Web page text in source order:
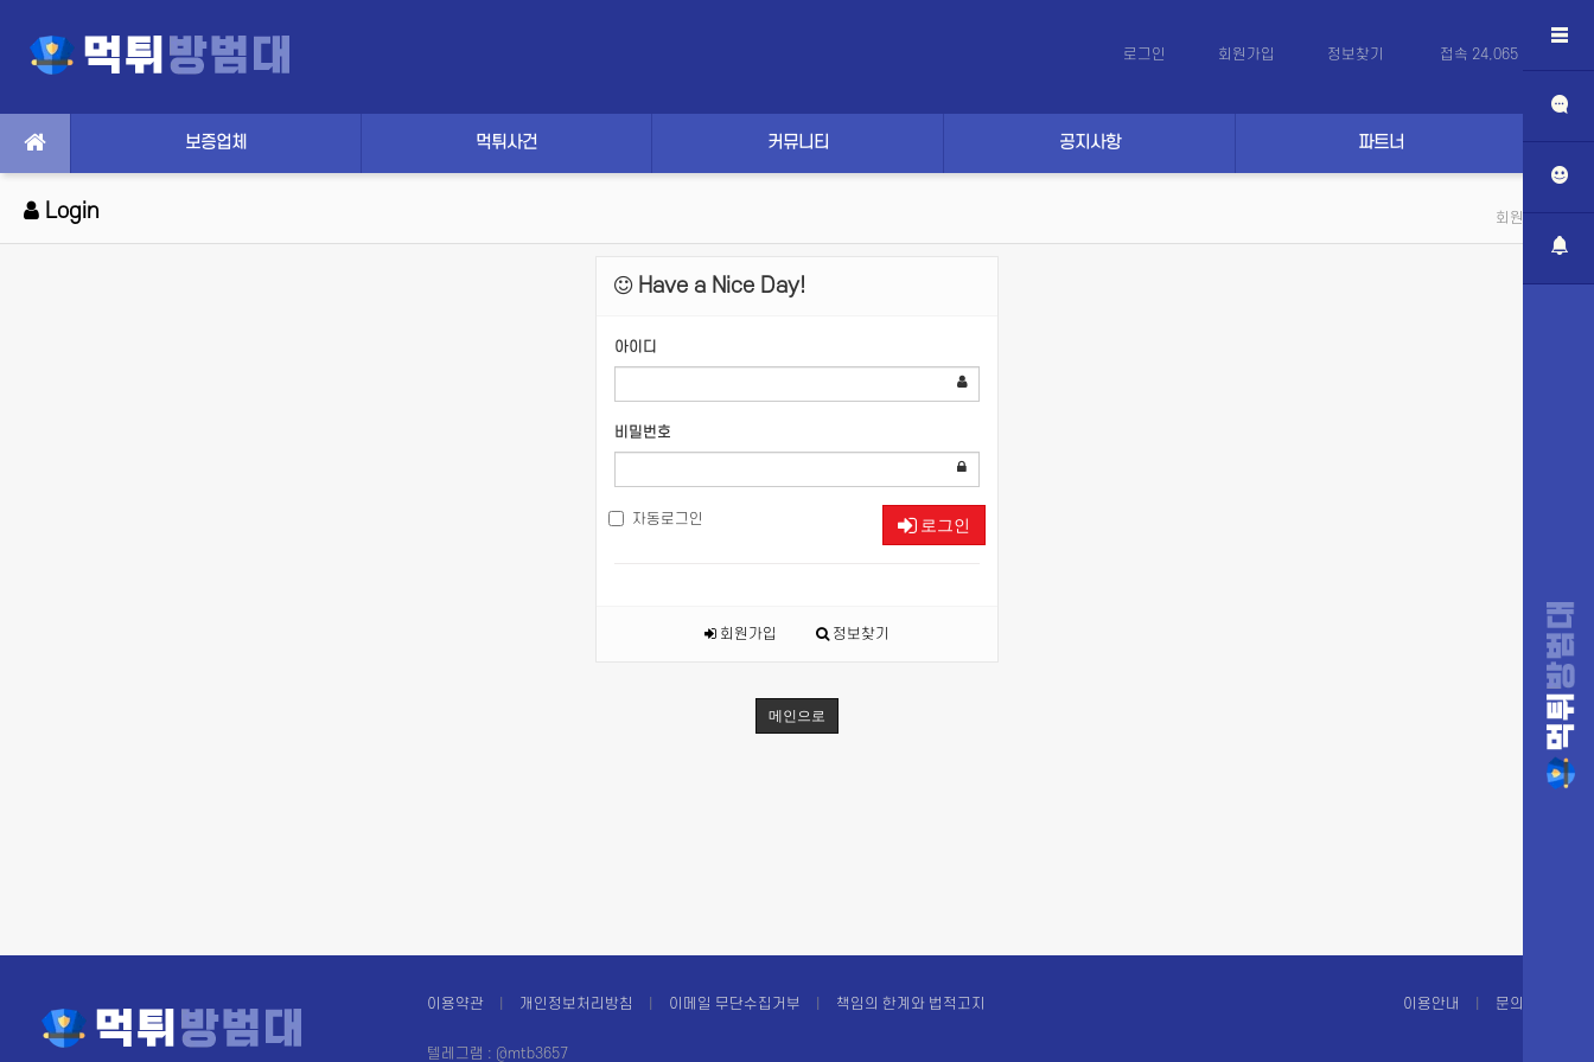
로그인 회원가입 정보찾기 접속 24,065 (
보증업체 먹튀사건 커뮤니티 공지사항 파트너
Login 회원 로그인
Have a Nice Day!
아이디
비밀번호
자동로그인 로그인
회원가입 정보찾기
메인으로
이용약관 개인정보처리방침 이메일 무단수집거부 책임의 한계와 법적고지 이용안내 문의하기
텔레그램 : @mtb3657